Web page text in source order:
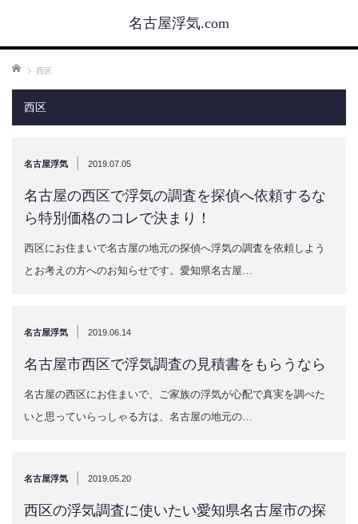
名古屋浮気.com
ホーム 西区
西区
名古屋浮気 2019.07.05
名古屋の西区で浮気の調査を探偵へ依頼するな
ら特別価格のコレで決まり！
西区にお住まいで名古屋の地元の探偵へ浮気の調査を依頼しよう
とお考えの方へのお知らせです。愛知県名古屋…
名古屋浮気 2019.06.14
名古屋市西区で浮気調査の見積書をもらうなら
名古屋の西区にお住まいで、ご家族の浮気が心配で真実を調べた
いと思っていらっしゃる方は、名古屋の地元の…
名古屋浮気 2019.05.20
西区の浮気調査に使いたい愛知県名古屋市の探